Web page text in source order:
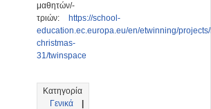
μαθητών/-
τριών:
https://school-
education.ec.europa.eu/en/etwinning/
christmas-
31/twinspace
Κατηγορία
Γενικά